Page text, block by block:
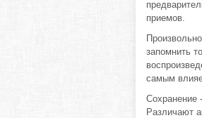
приемов.
запомнить
самым
Сохранение
Различают